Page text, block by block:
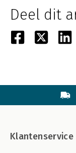
Deel dit
Klantenservice